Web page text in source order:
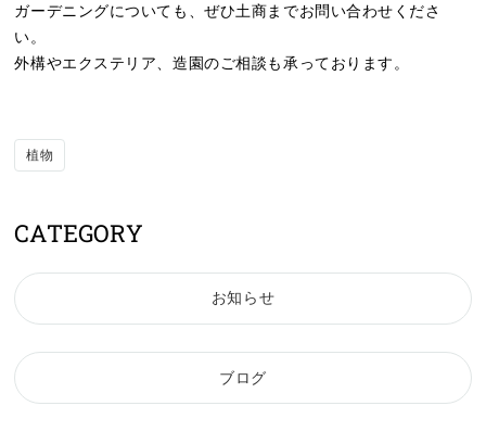
ガーデニングについても、ぜひ土商までお問い合わせくださ
い。
外構やエクステリア、造園のご相談も承っております。
植物
CATEGORY
お知らせ
ブログ